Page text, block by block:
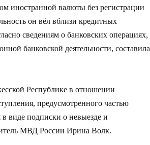
иностранной валюты без регистрации
он вёл вблизи кредитных
сведениям о банковских операциях,
банковской деятельности, составила
Республике в отношении
предусмотренного частью
виде подписки о невыезде и
МВД России Ирина Волк.